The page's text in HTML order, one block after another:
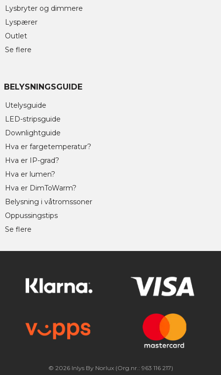
Lysbryter og dimmere
Lyspærer
Outlet
Se flere
BELYSNINGSGUIDE
Utelysguide
LED-stripsguide
Downlightguide
Hva er fargetemperatur?
Hva er IP-grad?
Hva er lumen?
Hva er DimToWarm?
Belysning i våtromssoner
Oppussingstips
Se flere
© 2026 Inlys By Norlux (Org.nr.: 963 116 217)